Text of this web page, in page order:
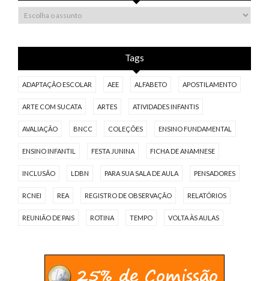
Tags
ADAPTAÇÃO ESCOLAR AEE ALFABETO APOSTILAMENTO
ARTE COM SUCATA ARTES ATIVIDADES INFANTIS
AVALIAÇÃO BNCC COLEÇÕES ENSINO FUNDAMENTAL
ENSINO INFANTIL FESTA JUNINA FICHA DE ANAMNESE
INCLUSÃO LDBN PARA SUA SALA DE AULA PENSADORES
RCNEI REA REGISTRO DE OBSERVAÇÃO RELATÓRIOS
REUNIÃO DE PAIS ROTINA TEMPO VOLTA ÀS AULAS